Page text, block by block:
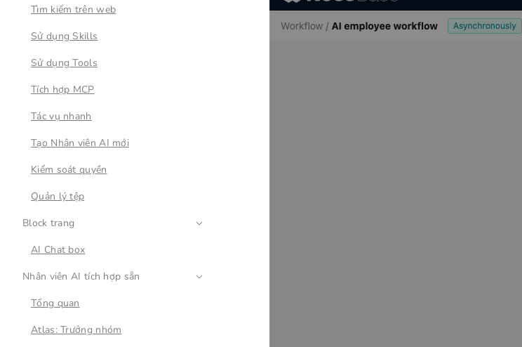
Tìm kiếm trên web
Sử dụng Skills
Sử dụng Tools
Tích hợp MCP
Tác vụ nhanh
Tạo Nhân viên AI mới
Kiểm soát quyền
Quản lý tệp
Block trang
AI Chat box
Nhân viên AI tích hợp sẵn
Tổng quan
Atlas: Trưởng nhóm